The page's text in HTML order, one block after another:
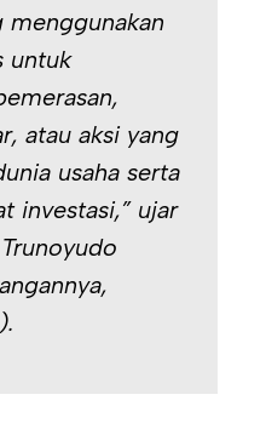
menggunakan
untuk
atau aksi yang
usaha serta
investasi,” ujar